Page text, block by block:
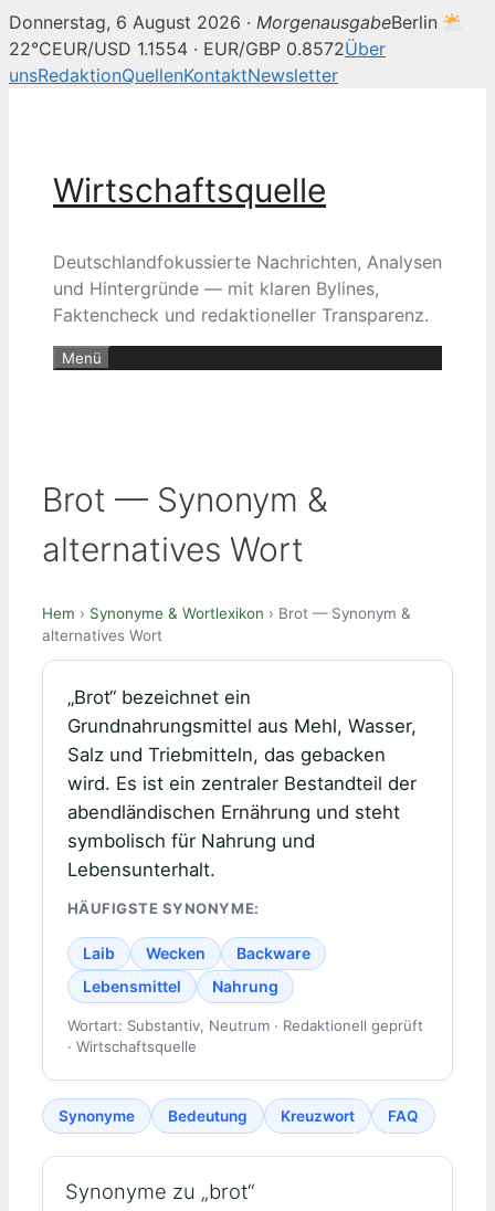
Donnerstag, 6 August 2026 · MorgenausgabeBerlin
22°CEUR/USD 1.1554 · EUR/GBP 0.8572Über
unsRedaktionQuellenKontaktNewsletter
Wirtschaftsquelle
Deutschlandfokussierte Nachrichten, Analysen
und Hintergründe — mit klaren Bylines,
Faktencheck und redaktioneller Transparenz.
Menü
Brot — Synonym &
alternatives Wort
Hem › Synonyme & Wortlexikon › Brot — Synonym &
alternatives Wort
„Brot“ bezeichnet ein
Grundnahrungsmittel aus Mehl, Wasser,
Salz und Triebmitteln, das gebacken
wird. Es ist ein zentraler Bestandteil der
abendländischen Ernährung und steht
symbolisch für Nahrung und
Lebensunterhalt.
HÄUFIGSTE SYNONYME:
Laib Wecken
Backware
Lebensmittel
Nahrung
Wortart: Substantiv, Neutrum · Redaktionell geprüft
· Wirtschaftsquelle
Synonyme Bedeutung Kreuzwort FAQ
Synonyme zu „brot“